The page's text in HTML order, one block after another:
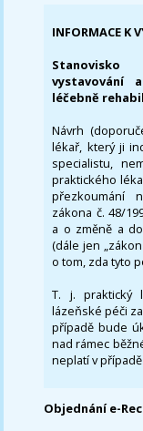
INFORMACE K
vystavování
léčebně
Návrh
lékař, který ji
specialistu,
praktického
přezkoumání
zákona č. 48/
a o změně a
(dále jen
o tom, zda tyto
T. j. praktický
lázeňské péči
případě bude
nad rámec
neplatí v
Objednání e-